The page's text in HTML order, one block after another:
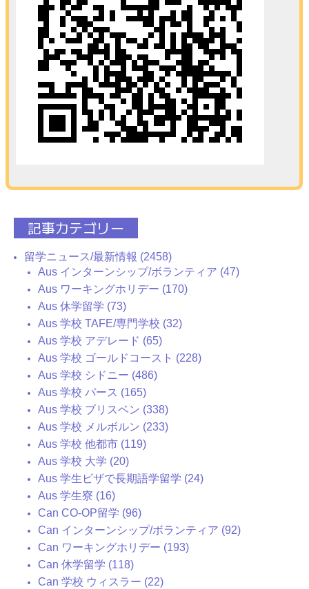
記事カテゴリー
留学ニュース/最新情報 (2458)
Aus インターンシップ/ボランティア (47)
Aus ワーキングホリデー (170)
Aus 休学留学 (73)
Aus 学校 TAFE/専門学校 (32)
Aus 学校 アデレード (65)
Aus 学校 ゴールドコースト (228)
Aus 学校 シドニー (486)
Aus 学校 パース (165)
Aus 学校 ブリスベン (338)
Aus 学校 メルボルン (233)
Aus 学校 他都市 (119)
Aus 学校 大学 (20)
Aus 学生ビザで長期語学留学 (24)
Aus 学生寮 (16)
Can CO-OP留学 (96)
Can インターンシップ/ボランティア (92)
Can ワーキングホリデー (193)
Can 休学留学 (118)
Can 学校 ウィスラー (22)